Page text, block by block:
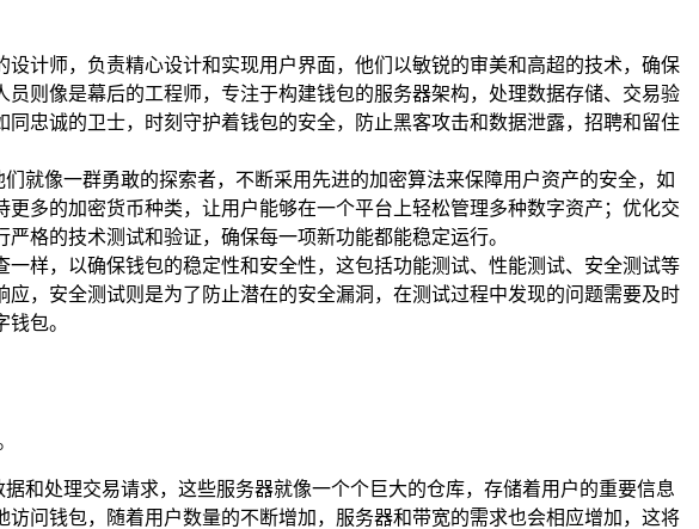
计师，负责精心设计和实现用户界面，他们以敏锐的审美和高超的技术，确保
则像是幕后的工程师，专注于构建钱包的服务器架构，处理数据存储、交易验
忠诚的卫士，时刻守护着钱包的安全，防止黑客攻击和数据泄露，招聘和留住
就像一群勇敢的探索者，不断采用先进的加密算法来保障用户资产的安全，如
多的加密货币种类，让用户能够在一个平台上轻松管理多种数字资产；优化交
格的技术测试和验证，确保每一项新功能都能稳定运行。
样，以确保钱包的稳定性和安全性，这包括功能测试、性能测试、安全测试等
，安全测试则是为了防止潜在的安全漏洞，在测试过程中发现的问题需要及时
包。
和处理交易请求，这些服务器就像一个个巨大的仓库，存储着用户的重要信息
问钱包，随着用户数量的不断增加，服务器和带宽的需求也会相应增加，这将